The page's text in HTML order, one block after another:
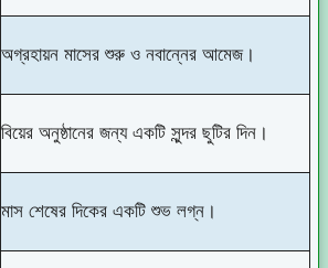
অগ্রহায়ন মাসের শুরু ও নবান্নের আমেজ।
বিয়ের অনুষ্ঠানের জন্য একটি সুন্দর ছুটির দিন।
মাস শেষের দিকের একটি শুভ লগ্ন।